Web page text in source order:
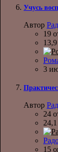
Учусь
Автор
19
3
Автор
24
15